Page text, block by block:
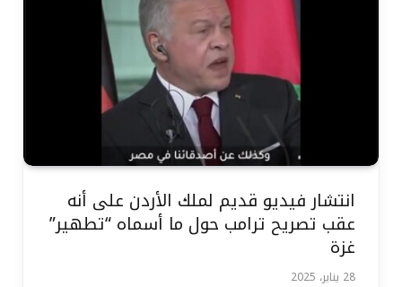
انتشار فيديو قديم لملك الأردن على أنه
عقب تصريح ترامب حول ما أسماه “تطهير”
غزة
28 يناير، 2025